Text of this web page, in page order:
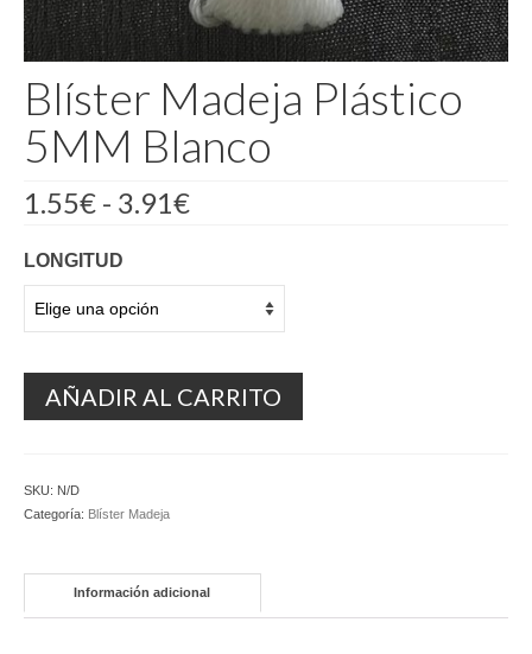
Blíster Madeja Plástico
5MM Blanco
1.55€ - 3.91€Rango
1.55€
3.91€
LONGITUD
AÑADIR AL CARRITO
SKU: N/D
Categoría: Blíster Madeja
Información adicional